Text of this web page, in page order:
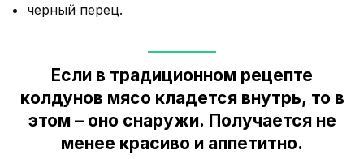
черный перец.
Если в традиционном рецепте
колдунов мясо кладется внутрь, то в
этом – оно снаружи. Получается не
менее красиво и аппетитно.